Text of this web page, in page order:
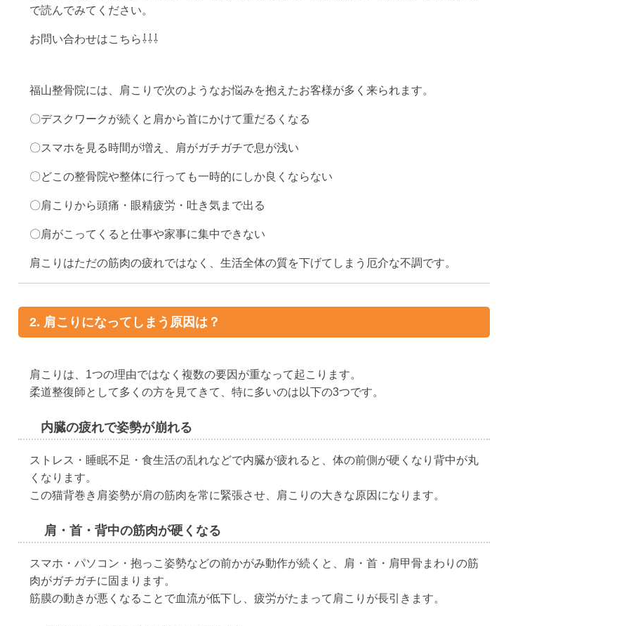
で読んでみてください。
お問い合わせはこちら⇩⇩⇩
福山整骨院には、肩こりで次のようなお悩みを抱えたお客様が多く来られます。
〇デスクワークが続くと肩から首にかけて重だるくなる
〇スマホを見る時間が増え、肩がガチガチで息が浅い
〇どこの整骨院や整体に行っても一時的にしか良くならない
〇肩こりから頭痛・眼精疲労・吐き気まで出る
〇肩がこってくると仕事や家事に集中できない
肩こりはただの筋肉の疲れではなく、生活全体の質を下げてしまう厄介な不調です。
2. 肩こりになってしまう原因は？
肩こりは、1つの理由ではなく複数の要因が重なって起こります。
柔道整復師として多くの方を見てきて、特に多いのは以下の3つです。
内臓の疲れで姿勢が崩れる
ストレス・睡眠不足・食生活の乱れなどで内臓が疲れると、体の前側が硬くなり背中が丸
くなります。
この猫背巻き肩姿勢が肩の筋肉を常に緊張させ、肩こりの大きな原因になります。
肩・首・背中の筋肉が硬くなる
スマホ・パソコン・抱っこ姿勢などの前かがみ動作が続くと、肩・首・肩甲骨まわりの筋
肉がガチガチに固まります。
筋膜の動きが悪くなることで血流が低下し、疲労がたまって肩こりが長引きます。